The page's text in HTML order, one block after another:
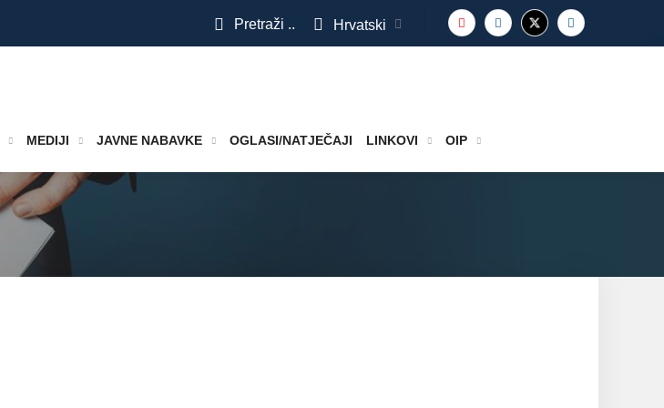
Pretraži .. Hrvatski
MEDIJI JAVNE NABAVKE OGLASI/NATJEČAJI LINKOVI OIP